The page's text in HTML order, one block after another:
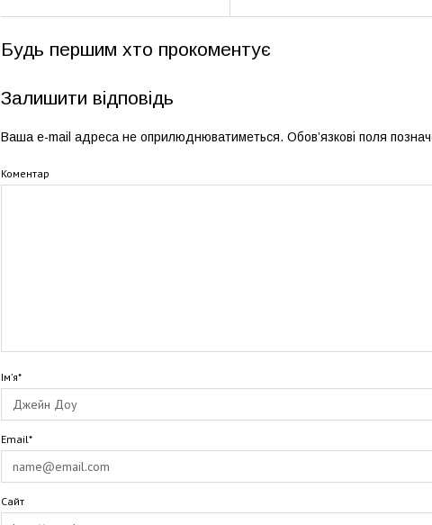
Будь першим хто прокоментує
Залишити відповідь
Ваша e-mail адреса не оприлюднюватиметься. Обов’язкові поля
Коментар
Ім’я*
Email*
Сайт